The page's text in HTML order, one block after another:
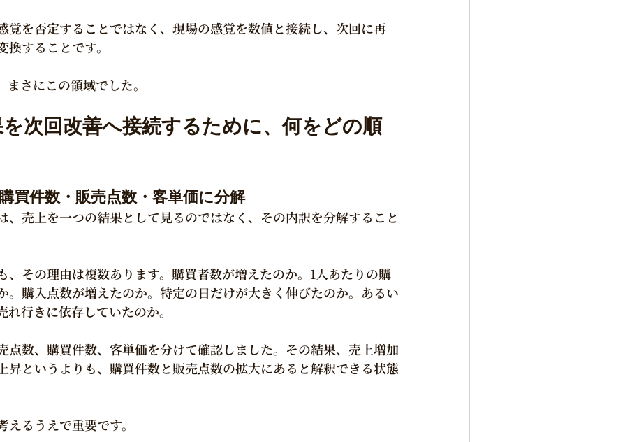
覚を否定することではなく、現場の感覚を数値と接続し、次回に再
することです。
さにこの領域でした。
次回改善へ接続するために、何をどの順
買件数・販売点数・客単価に分解
、売上を一つの結果として見るのではなく、その内訳を分解すること
、その理由は複数あります。購買者数が増えたのか。1人あたりの購
。購入点数が増えたのか。特定の日だけが大きく伸びたのか。あるい
行きに依存していたのか。
点数、購買件数、客単価を分けて確認しました。その結果、売上増加
昇というよりも、購買件数と販売点数の拡大にあると解釈できる状態
るうえで重要です。